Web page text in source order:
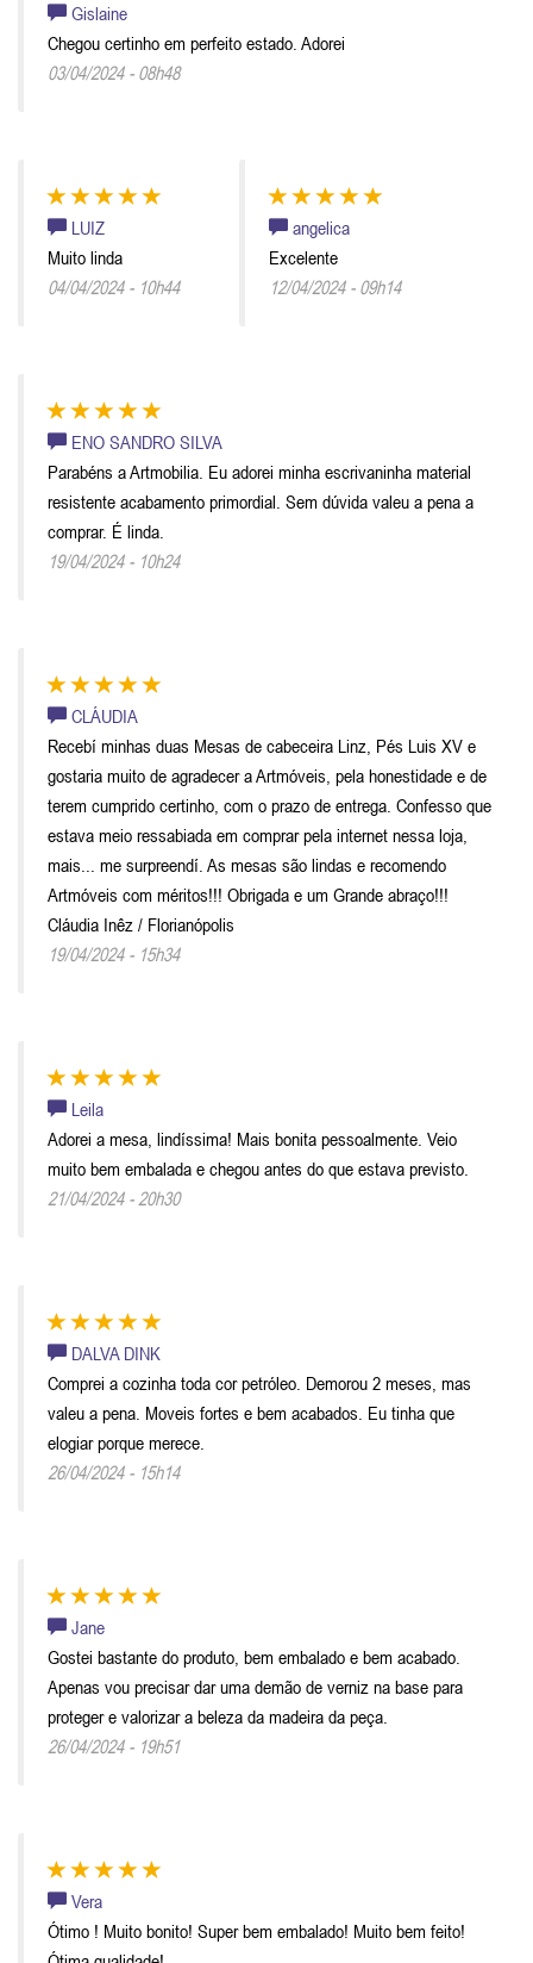
Gislaine
Chegou certinho em perfeito estado. Adorei
03/04/2024 - 08h48
LUIZ
Muito linda
04/04/2024 - 10h44
angelica
Excelente
12/04/2024 - 09h14
ENO SANDRO SILVA
Parabéns a Artmobilia. Eu adorei minha escrivaninha material
resistente acabamento primordial. Sem dúvida valeu a pena a
comprar. É linda.
19/04/2024 - 10h24
CLÁUDIA
Recebí minhas duas Mesas de cabeceira Linz, Pés Luis XV e
gostaria muito de agradecer a Artmóveis, pela honestidade e de
terem cumprido certinho, com o prazo de entrega. Confesso que
estava meio ressabiada em comprar pela internet nessa loja,
mais... me surpreendí. As mesas são lindas e recomendo
Artmóveis com méritos!!! Obrigada e um Grande abraço!!!
Cláudia Inêz / Florianópolis
19/04/2024 - 15h34
Leila
Adorei a mesa, lindíssima! Mais bonita pessoalmente. Veio
muito bem embalada e chegou antes do que estava previsto.
21/04/2024 - 20h30
DALVA DINK
Comprei a cozinha toda cor petróleo. Demorou 2 meses, mas
valeu a pena. Moveis fortes e bem acabados. Eu tinha que
elogiar porque merece.
26/04/2024 - 15h14
Jane
Gostei bastante do produto, bem embalado e bem acabado.
Apenas vou precisar dar uma demão de verniz na base para
proteger e valorizar a beleza da madeira da peça.
26/04/2024 - 19h51
Vera
Ótimo ! Muito bonito! Super bem embalado! Muito bem feito!